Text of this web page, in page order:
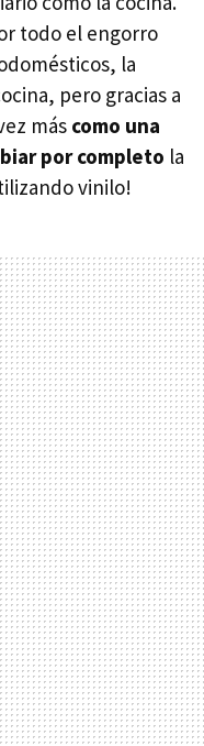
todo el engorro
la
pero gracias a
más como una
por completo la
vinilo!